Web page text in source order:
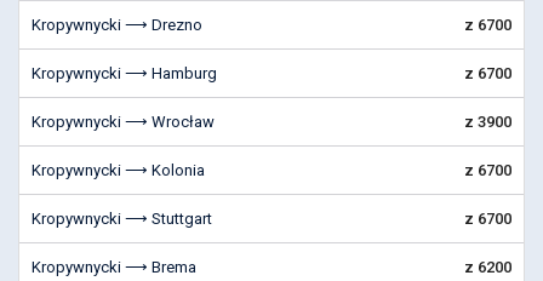
Kropywnycki ⟶ Drezno z 6700
Kropywnycki ⟶ Hamburg z 6700
Kropywnycki ⟶ Wrocław z 3900
Kropywnycki ⟶ Kolonia z 6700
Kropywnycki ⟶ Stuttgart z 6700
Kropywnycki ⟶ Brema z 6200